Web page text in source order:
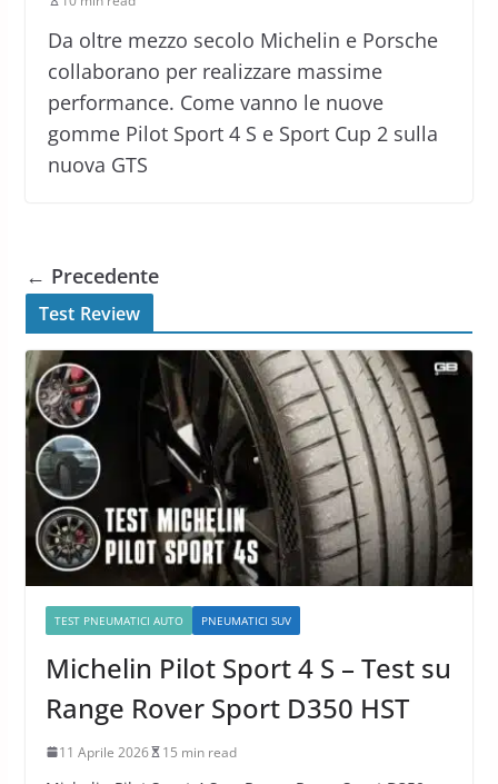
Da oltre mezzo secolo Michelin e Porsche
collaborano per realizzare massime
performance. Come vanno le nuove
gomme Pilot Sport 4 S e Sport Cup 2 sulla
nuova GTS
← Precedente
Test Review
TEST PNEUMATICI AUTO PNEUMATICI SUV
Michelin Pilot Sport 4 S – Test su
Range Rover Sport D350 HST
11 Aprile 2026 15 min read